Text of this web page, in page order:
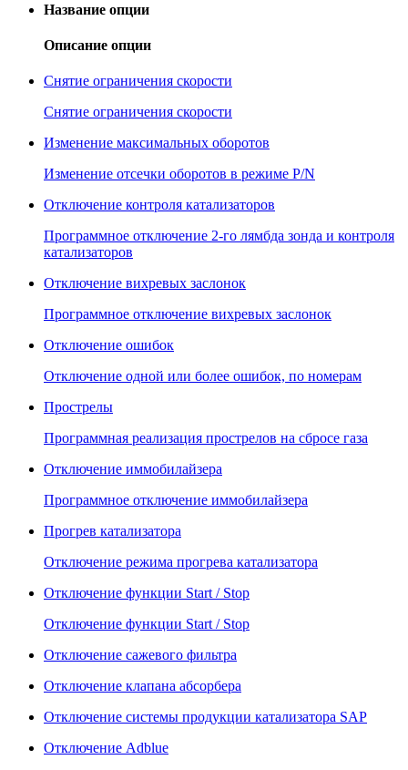
Название опции
Описание опции
Снятие ограничения скорости
Снятие ограничения скорости
Изменение максимальных оборотов
Изменение отсечки оборотов в режиме P/N
Отключение контроля катализаторов
Программное отключение 2-го лямбда зонда и контроля
катализаторов
Отключение вихревых заслонок
Программное отключение вихревых заслонок
Отключение ошибок
Отключение одной или более ошибок, по номерам
Прострелы
Программная реализация прострелов на сбросе газа
Отключение иммобилайзера
Программное отключение иммобилайзера
Прогрев катализатора
Отключение режима прогрева катализатора
Отключение функции Start / Stop
Отключение функции Start / Stop
Отключение сажевого фильтра
Отключение клапана абсорбера
Отключение системы продукции катализатора SAP
Отключение Adblue